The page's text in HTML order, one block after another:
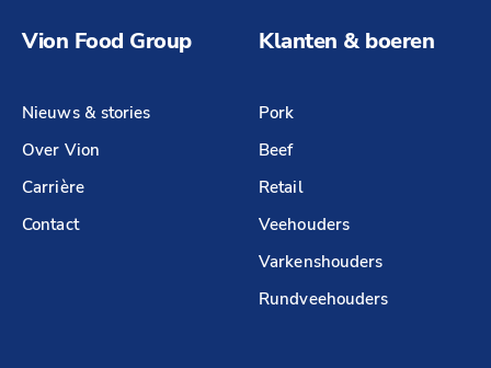
Vion Food Group
Nieuws & stories
Over Vion
Carrière
Contact
Klanten & boeren
Pork
Beef
Retail
Veehouders
Varkenshouders
Rundveehouders